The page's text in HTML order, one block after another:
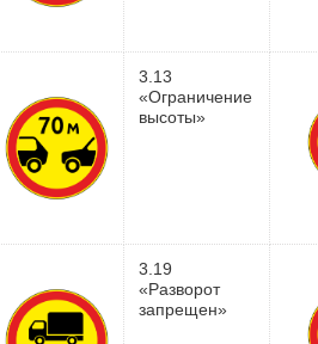
3.13
«Ограничение
высоты»
3.19
«Разворот
запрещен»